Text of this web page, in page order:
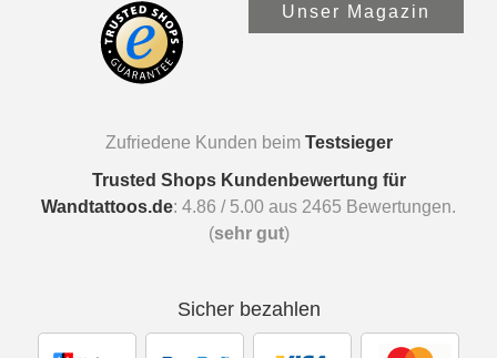
Unser Magazin
Zufriedene Kunden beim Testsieger
Trusted Shops Kundenbewertung für
Wandtattoos.de: 4.86 / 5.00 aus 2465 Bewertungen.
(sehr gut)
Sicher bezahlen